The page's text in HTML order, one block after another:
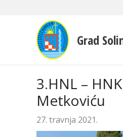
Grad
3.HNL –
Metkoviću
27. travnja 2021.